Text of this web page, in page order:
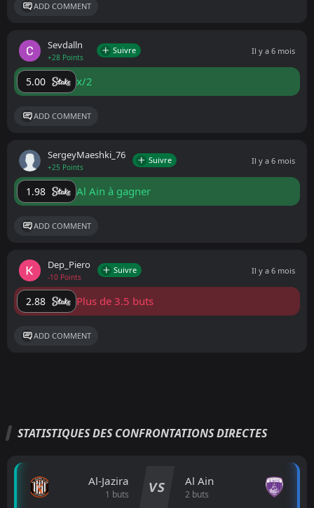
ADD COMMENT
Sevdalln
+28 Points
Suivre Il y a 6 mois
5.00 x/2
ADD COMMENT
SergeyMaeshki_76
+25 Points
Suivre Il y a 6 mois
1.98 Al Ain à gagner
ADD COMMENT
Dep_Piero
-10 Points
Suivre Il y a 6 mois
2.88 Plus de 3.5 buts
ADD COMMENT
STATISTIQUES DES CONFRONTATIONS DIRECTES
Al-Jazira
1 buts VS Al Ain
2 buts